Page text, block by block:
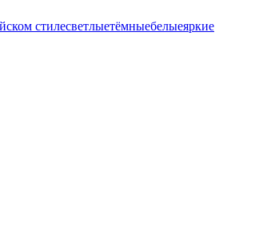
стилесветлыетёмныебелыеяркие